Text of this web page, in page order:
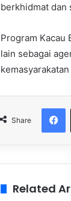
berkhidmat dan
Program Kacau
lain sebagai
Share
Related